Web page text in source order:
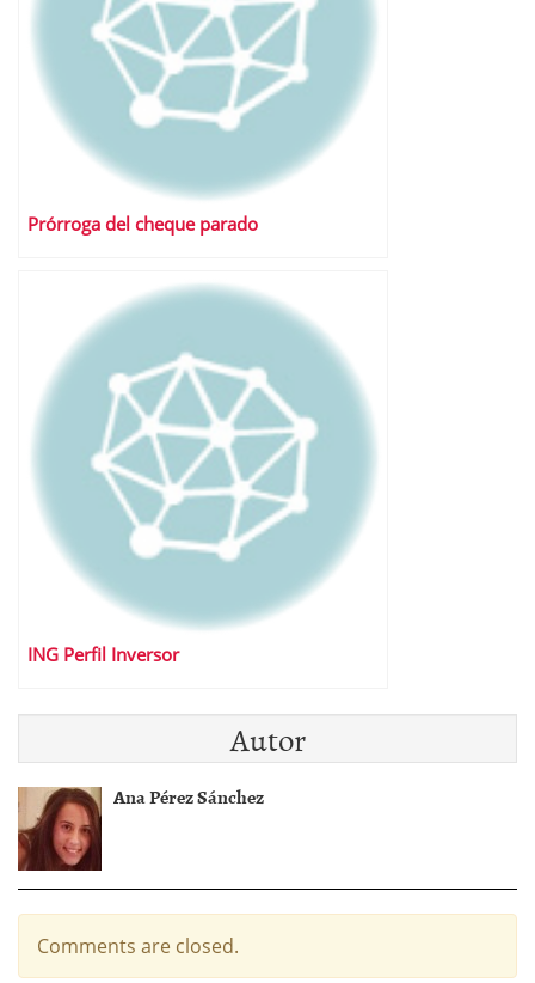
Prórroga del cheque parado
ING Perfil Inversor
Autor
Ana Pérez Sánchez
Comments are closed.